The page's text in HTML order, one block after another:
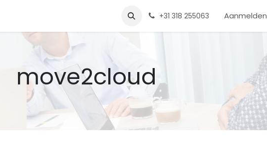
one4apps Onze vacatures Evenementen
+31 318 255063 Aanmelden
move2cloud